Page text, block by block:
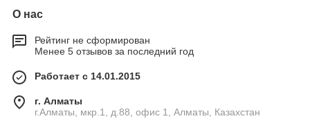
О нас
Рейтинг не сформирован
Менее 5 отзывов за последний год
Работает с 14.01.2015
г. Алматы
г.Алматы, мкр.1, д.88, офис 1, Алматы, Казахстан